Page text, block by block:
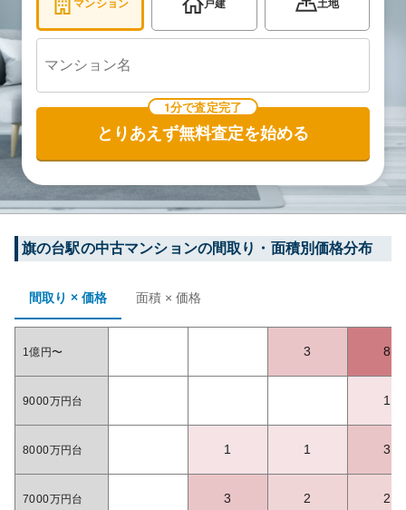
マンション 戸建 土地
1分で査定完了
とりあえず無料査定を始める
旗の台駅の中古マンションの間取り・面積別価格分布
間取り × 価格 面積 × 価格
1億円〜 3 8
9000万円台 1
8000万円台 1 1 3
7000万円台 3 2 2